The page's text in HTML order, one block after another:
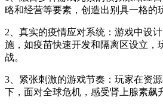
略和经营等要素，创造出别具一格的
2、真实的疫情应对系统：游戏中设
施，如疫苗快速开发和隔离区设立，
战。
3、紧张刺激的游戏节奏：玩家在资
下，面对全球危机，感受肾上腺素飙